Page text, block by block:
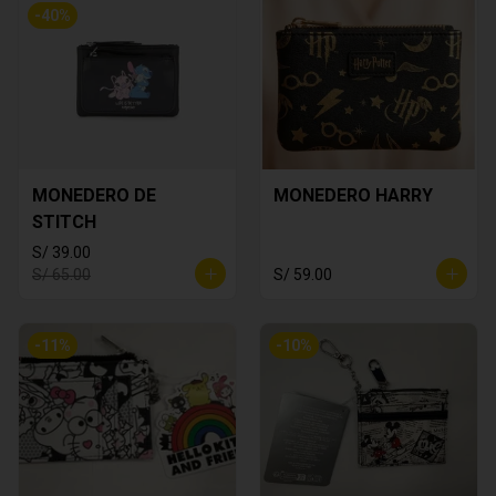
-40%
MONEDERO DE
STITCH
S/ 39.00
S/ 65.00
MONEDERO HARRY
S/ 59.00
-11 % -10%